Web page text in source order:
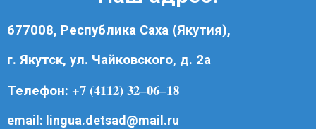
677008, Республика Саха (Якутия),
г. Якутск, ул. Чайковского, д. 2а
Телефон: +7 (4112) 32‒06‒18
email: lingua.detsad@mail.ru